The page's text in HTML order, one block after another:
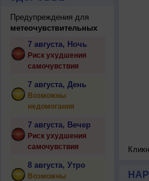
Предупреждения для
метеочувствительных
7 августа, Ночь
Риск ухудшения
самочувствия
7 августа, День
Возможны
недомогания
7 августа, Вечер
Риск ухудшения
самочувствия
8 августа, Утро
Возможны